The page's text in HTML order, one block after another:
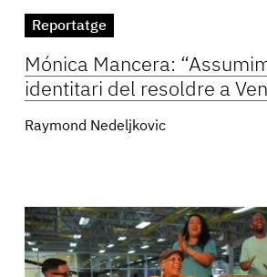
Reportatge
Mónica Mancera:
identitari del resoldre a
Raymond Nedeljkovic